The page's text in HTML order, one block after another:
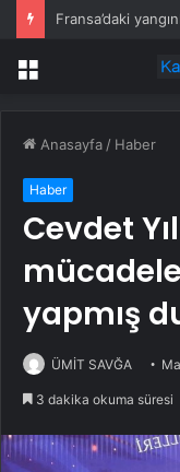
Fransa’daki
Menü
Anasayfa / Haber
Haber
Cevdet
yapmış
ÜMİT SAVĞA
3 dakika okuma süresi